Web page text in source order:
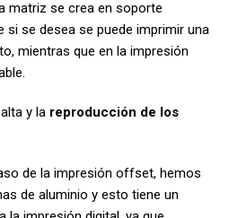
matriz se crea en soporte
si se desea se puede imprimir una
mientras que en la impresión
y la reproducción de los
de la impresión offset, hemos
de aluminio y esto tiene un